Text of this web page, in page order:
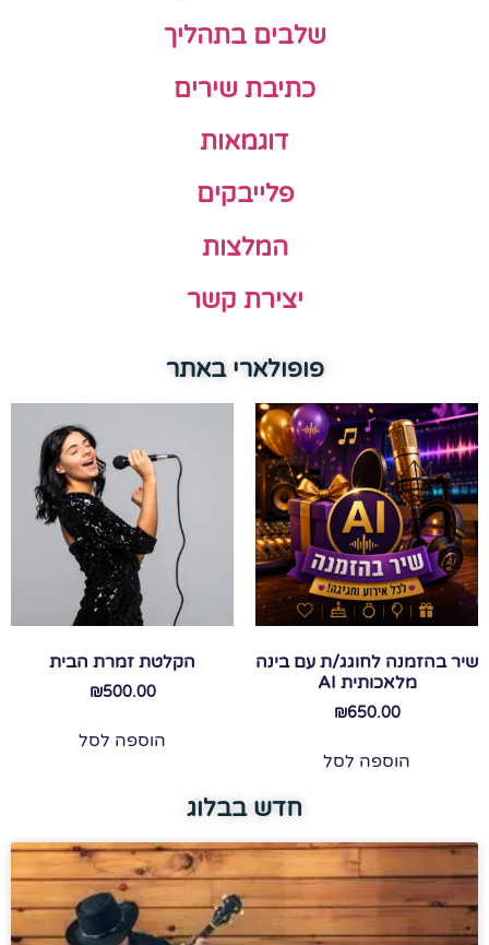
שלבים בתהליך
כתיבת שירים
דוגמאות
פלייבקים
המלצות
יצירת קשר
פופולארי באתר
שיר בהזמנה לחוגג/ת עם בינה
מלאכותית AI
₪650.00
הוספה לסל
הקלטת זמרת הבית
₪500.00
הוספה לסל
חדש בבלוג